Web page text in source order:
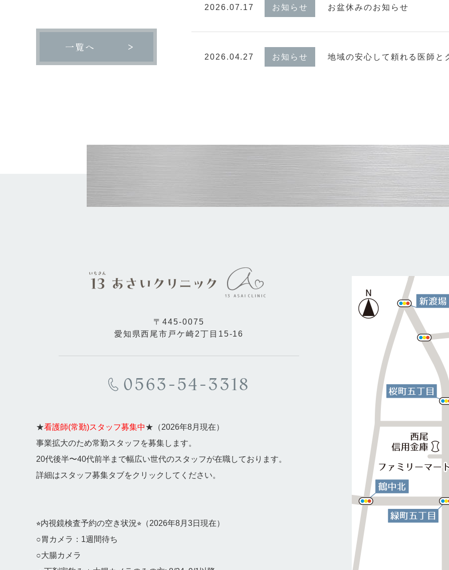
一覧へ
2026.07.17 お知らせ お盆休みのお知らせ
2026.04.27 お知らせ 地域の安心して頼れる医師と
〒445-0075
愛知県西尾市戸ケ崎2丁目15-16
0563-54-3318
★看護師(常勤)スタッフ募集中★（2026年8月現在）
事業拡大のため常勤スタッフを募集します。
20代後半〜40代前半まで幅広い世代のスタッフが在職しております。
詳細はスタッフ募集タブをクリックしてください。
⭐︎内視鏡検査予約の空き状況⭐︎（2026年8月3日現在）
○胃カメラ：1週間待ち
○大腸カメラ